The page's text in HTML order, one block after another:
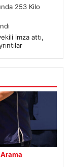
253 Kilo
imza attı,